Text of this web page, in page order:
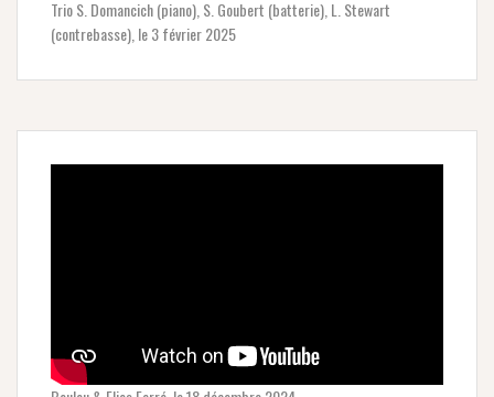
Trio S. Domancich (piano), S. Goubert (batterie), L. Stewart
(contrebasse), le 3 février 2025